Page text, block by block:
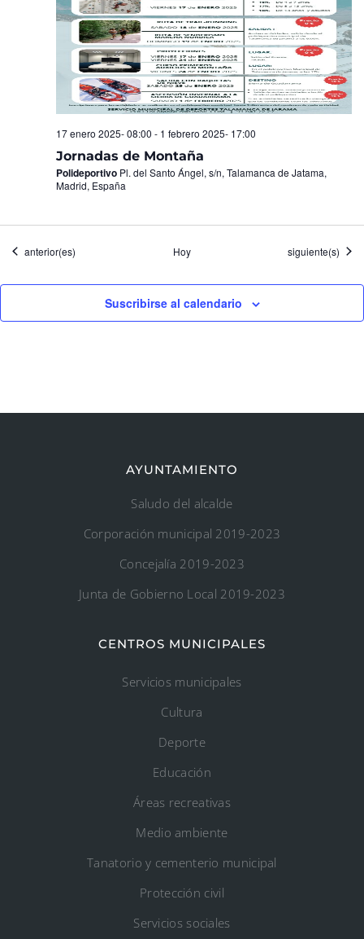
Jornadas de Montaña
17 enero 2025- 08:00 - 1 febrero 2025- 17:00
Polideportivo Pl. del Santo Ángel, s/n, Talamanca de Jatama,
Madrid, España
Eventos
anterior(es) Hoy Eventos
siguiente(s)
Suscribirse al calendario
AYUNTAMIENTO
Saludo del alcalde
Corporación municipal 2019-2023
Concejalía 2019-2023
Junta de Gobierno Local 2019-2023
CENTROS MUNICIPALES
Servicios municipales
Cultura
Deporte
Educación
Áreas recreativas
Medio ambiente
Tanatorio y cementerio municipal
Protección civil
Servicios sociales